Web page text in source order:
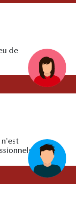
de
n'est